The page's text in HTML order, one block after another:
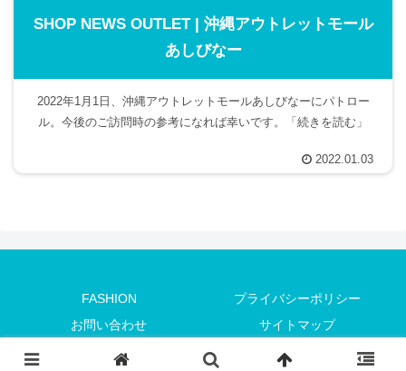
SHOP NEWS OUTLET | 沖縄アウトレットモール
あしびなー
2022年1月1日、沖縄アウトレットモールあしびなーにパトロー
ル。今後のご訪問時の参考になれば幸いです。「続きを読む」
2022.01.03
FASHION
プライバシーポリシー
お問い合わせ
サイトマップ
© 2021 voyageneration